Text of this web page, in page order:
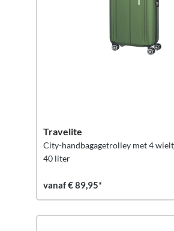
Travelite
City-handbagagetrolley met 4
40 liter
vanaf € 89,95*